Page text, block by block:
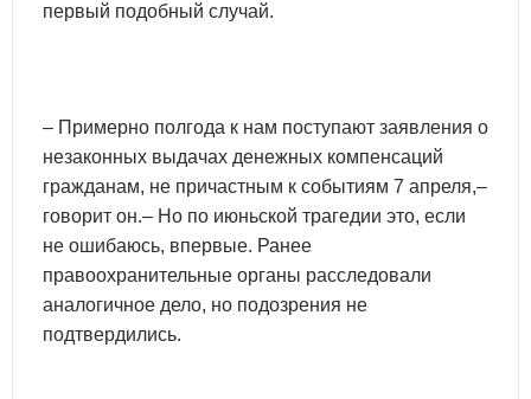
первый подобный случай.
– Примерно полгода к нам поступают заявления о
незаконных выдачах денежных компенсаций
гражданам, не причастным к событиям 7 апреля,–
говорит он.– Но по июньской трагедии это, если
не ошибаюсь, впервые. Ранее
правоохранительные органы расследовали
аналогичное дело, но подозрения не
подтвердились.